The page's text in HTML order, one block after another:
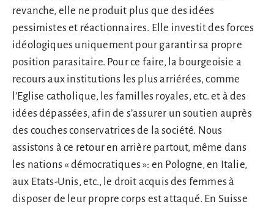
revanche, elle ne produit plus que des idées
pessimistes et réactionnaires. Elle investit des forces
idéologiques uniquement pour garantir sa propre
position parasitaire. Pour ce faire, la bourgeoisie a
recours aux institutions les plus arriérées, comme
l’Eglise catholique, les familles royales, etc. et à des
idées dépassées, afin de s’assurer un soutien auprès
des couches conservatrices de la société. Nous
assistons à ce retour en arrière partout, même dans
les nations « démocratiques »: en Pologne, en Italie,
aux Etats-Unis, etc., le droit acquis des femmes à
disposer de leur propre corps est attaqué. En Suisse